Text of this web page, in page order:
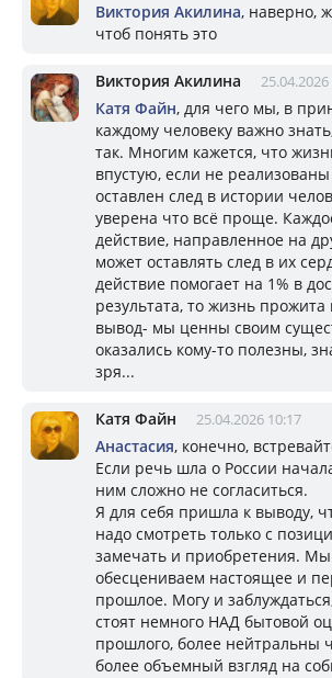
Виктория Акилина, наверно,
чтоб понять это
Виктория Акилина
Катя Файн, для чего мы, в
каждому человеку важно
так. Многим кажется, что
впустую, если не
оставлен след в истории
уверена что всё проще.
действие, направленное на
может оставлять след в их
действие помогает на 1% в
результата, то жизнь
вывод- мы ценны своим
оказались кому-то полезны,
зря...
Катя Файн 25.04.2026 10:17
Анастасия, конечно,
Если речь шла о России
ним сложно не согласиться.
Я для себя пришла к выводу,
надо смотреть только с
замечать и приобретения. Мы
обесцениваем настоящее и
прошлое. Могу и
стоят немного НАД бытовой
прошлого, более нейтральны
более объемный взгляд на